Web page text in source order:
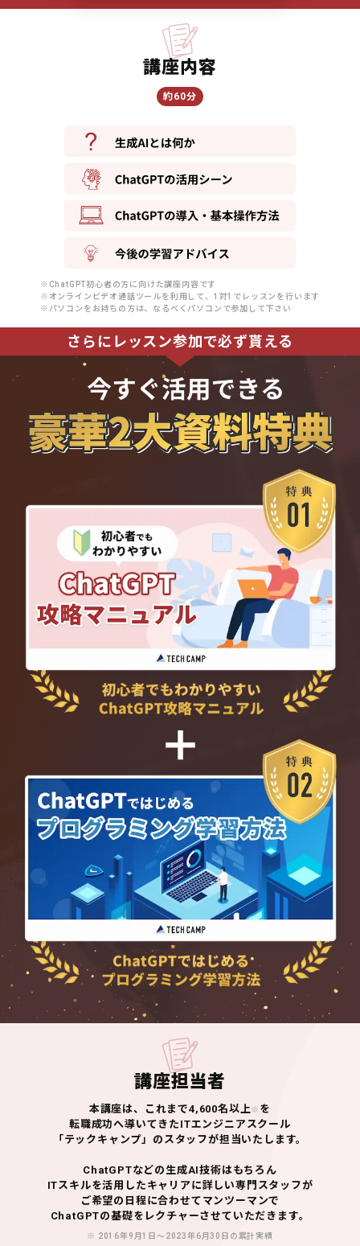
講座内容
約60分
※ChatGPT初心者の方に向けた講座内容です
※オンラインビデオ通話ツールを利用して、1対1でレッスンを行います
※パソコンをお持ちの方は、なるべくパソコンで参加して下さい
さらにレッスン参加で必ず貰える
講座担当者
本講座は、これまで4,600名以上※ を
転職成功へ導いてきた ITエンジニアスクール
「テックキャンプ」のスタッフが担当いたします。
ChatGPTなどの生成AI技術はもちろん
ITスキルを活用したキャリアに詳しい専門スタッフが
ご希望の日程に合わせてマンツーマンで
ChatGPTの基礎をレクチャーさせていただきます。
※ 2016年9月1日〜2023年6月30日の累計実績